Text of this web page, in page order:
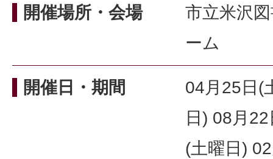
開催場所・会場
市立米沢
ーム
開催日・期間
04月25日(
日) 08月
(土曜日)